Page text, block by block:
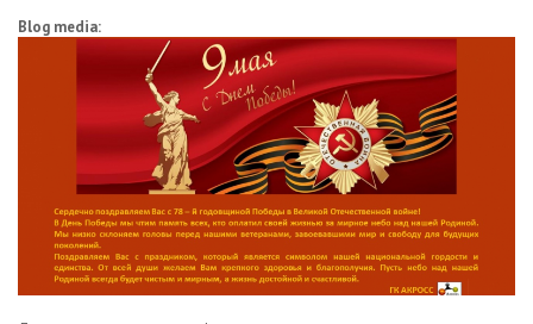
Blog media: